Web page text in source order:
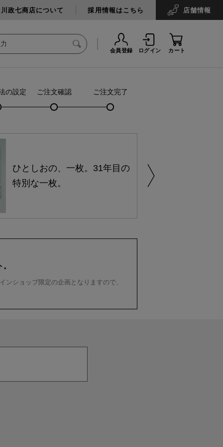
政七商店について 採用情報はこちら 店舗情報
会員登録 ログイン カート
の設定 ご注文確認 ご注文完了
ひとしおの、一枚。31年目の
特別な一枚。
ショップ限定の企画となりますので、